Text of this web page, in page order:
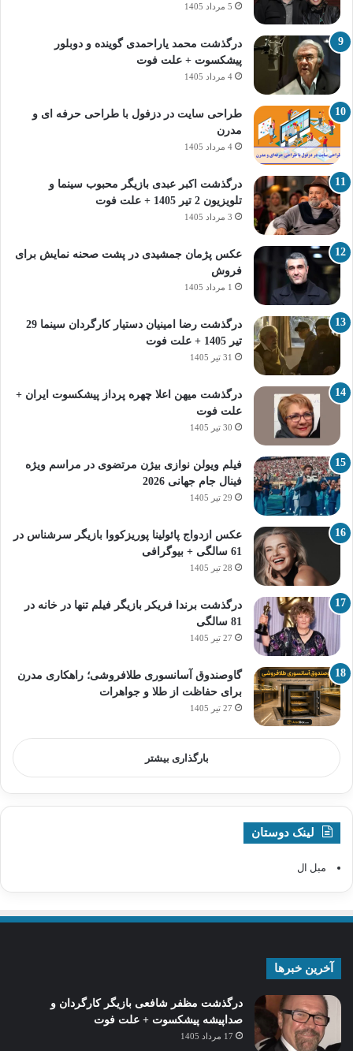
5 مرداد 1405
درگذشت محمد یاراحمدی گوینده و دوبلور
پیشکسوت + علت فوت
4 مرداد 1405
طراحی سایت در دزفول با طراحی حرفه‌ ای و
مدرن
4 مرداد 1405
درگذشت اکبر عبدی بازیگر محبوب سینما و
تلویزیون 2 تیر 1405 + علت فوت
3 مرداد 1405
عکس پژمان جمشیدی در پشت صحنه نمایش برای
فروش
1 مرداد 1405
درگذشت رضا امینیان دستیار کارگردان سینما 29
تیر 1405 + علت فوت
31 تیر 1405
درگذشت میهن اعلا چهره پرداز پیشکسوت ایران +
علت فوت
30 تیر 1405
فیلم ویولن نوازی بیژن مرتضوی در مراسم ویژه
فینال جام جهانی 2026
29 تیر 1405
عکس ازدواج پائولینا پوریزکووا بازیگر سرشناس در
61 سالگی + بیوگرافی
28 تیر 1405
درگذشت برندا فریکر بازیگر فیلم تنها در خانه در
81 سالگی
27 تیر 1405
گاوصندوق آسانسوری طلافروشی؛ راهکاری مدرن
برای حفاظت از طلا و جواهرات
27 تیر 1405
بارگذاری بیشتر
لینک دوستان
مبل ال
آخرین خبرها
درگذشت مظفر شافعی بازیگر کارگردان و
صداپیشه پیشکسوت + علت فوت
17 مرداد 1405